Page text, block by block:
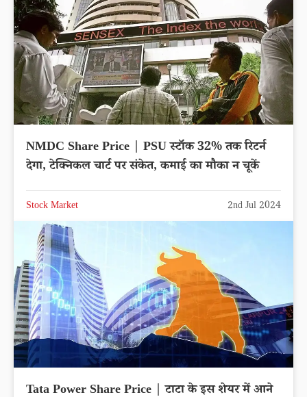
NMDC Share Price | PSU स्टॉक 32% तक रिटर्न
देगा, टेक्निकल चार्ट पर संकेत, कमाई का मौका न चूकें
Stock Market 2nd Jul 2024
Tata Power Share Price | टाटा के इस शेयर में आने